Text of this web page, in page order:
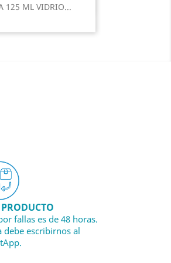
125 ML VIDRIO...
Vista rápida
fallas es de 48 horas.
debe escribirnos al